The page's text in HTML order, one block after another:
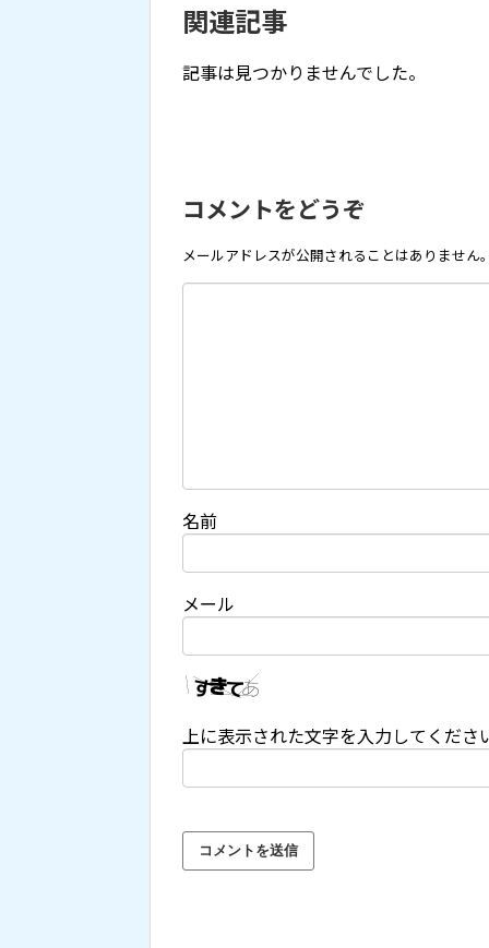
関連記事
記事は見つかりませんでした。
コメントをどうぞ
メールアドレスが公開されることはありません
名前
メール
上に表示された文字を入力してくださ